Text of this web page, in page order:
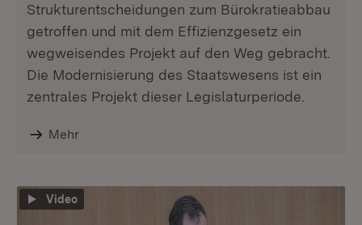
Strukturentscheidungen zum Bürokratieabbau
getroffen und mit dem Effizienzgesetz ein
wegweisendes Projekt auf den Weg gebracht.
Die Modernisierung des Staatswesens ist ein
zentrales Projekt dieser Legislaturperiode.
Mehr
Video